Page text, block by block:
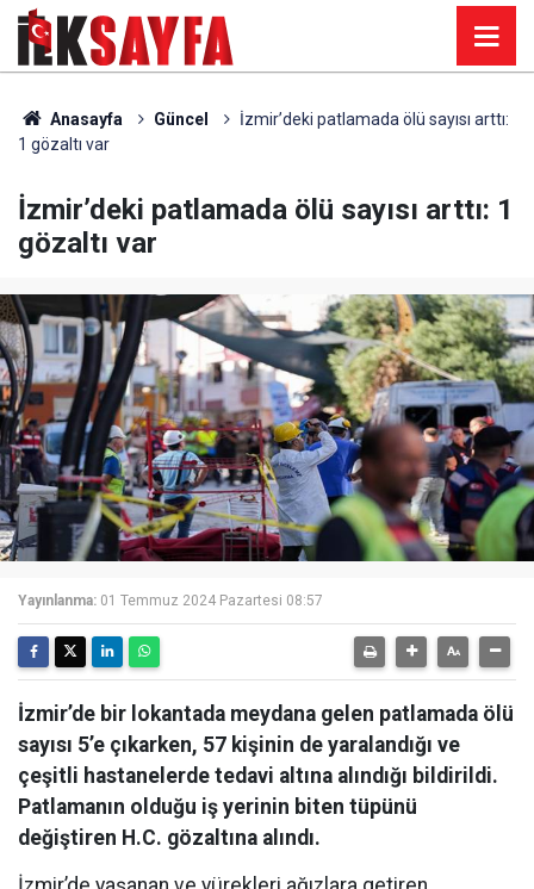
Anasayfa Güncel
İzmir’deki patlamada ölü sayısı arttı:
1 gözaltı var
İzmir’deki patlamada ölü sayısı arttı: 1
gözaltı var
Yayınlanma: 01 Temmuz 2024 Pazartesi 08:57
İzmir’de bir lokantada meydana gelen patlamada ölü
sayısı 5’e çıkarken, 57 kişinin de yaralandığı ve
çeşitli hastanelerde tedavi altına alındığı bildirildi.
Patlamanın olduğu iş yerinin biten tüpünü
değiştiren H.C. gözaltına alındı.